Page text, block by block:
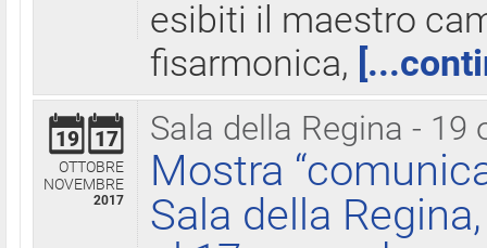
esibiti il maestro
fisarmonica,
Sala della Regina - 19
19 17
OTTOBRE
NOVEMBRE
2017
Mostra
Sala della